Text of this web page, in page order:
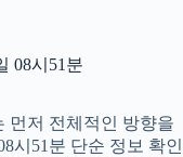
08시51분
먼저 전체적인 방향을
시51분 단순 정보 확인